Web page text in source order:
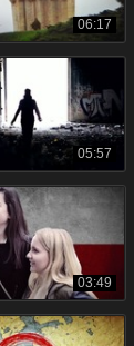
06:17
05:57
03:49